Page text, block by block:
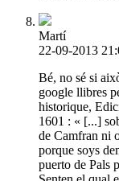
Martí
22-09-2013
Bé, no sé si
google llibres
historique,
1601 : « [...]
de Camfran ni
porque soys
puerto de Pals